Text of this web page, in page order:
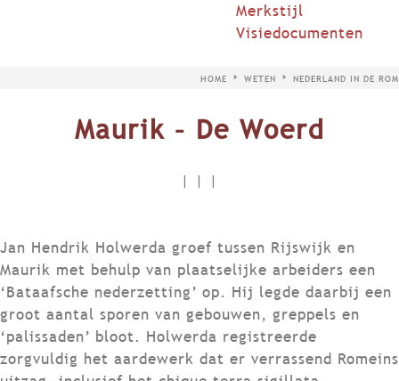
Merkstijl
Visiedocumenten
HOME WETEN NEDERLAND IN DE
Maurik – De Woerd
| | |
Jan Hendrik Holwerda groef tussen Rijswijk en
Maurik met behulp van plaatselijke arbeiders een
‘Bataafsche nederzetting’ op. Hij legde daarbij een
groot aantal sporen van gebouwen, greppels en
‘palissaden’ bloot. Holwerda registreerde
zorgvuldig het aardewerk dat er verrassend Romeins